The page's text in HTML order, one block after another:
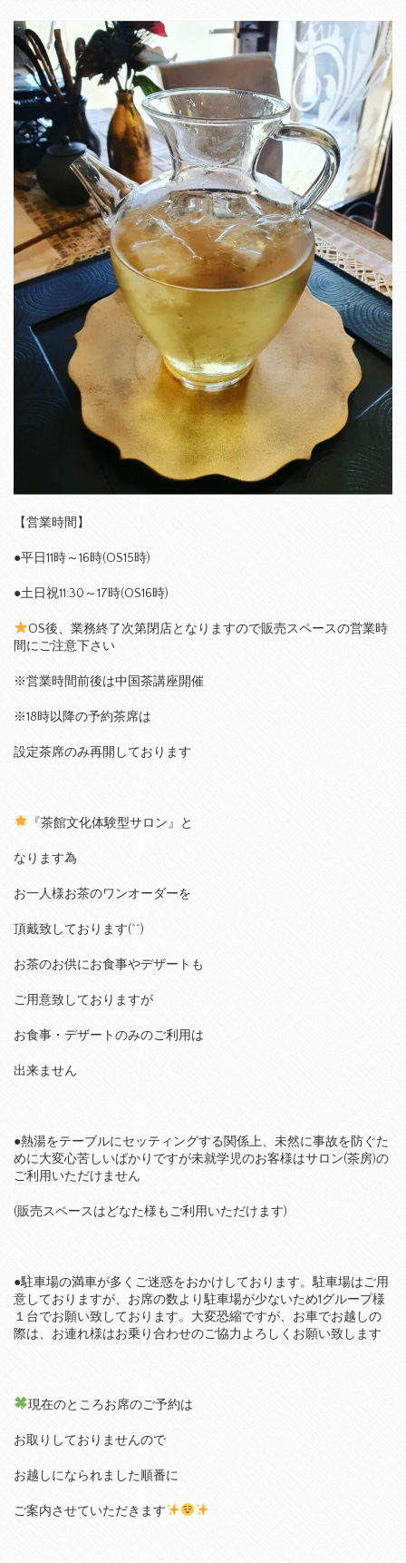
【営業時間】
●平日11時～16時(OS15時)
●土日祝11:30～17時(OS16時)
OS後、業務終了次第閉店となりますので販売スペースの営業時
間にご注意下さい
※営業時間前後は中国茶講座開催
※18時以降の予約茶席は
設定茶席のみ再開しております
『茶館文化体験型サロン』と
なります為
お一人様お茶のワンオーダーを
頂戴致しております(^^)
お茶のお供にお食事やデザートも
ご用意致しておりますが
お食事・デザートのみのご利用は
出来ません
●熱湯をテーブルにセッティングする関係上、未然に事故を防ぐた
めに大変心苦しいばかりですが未就学児のお客様はサロン(茶房)の
ご利用いただけません
(販売スペースはどなた様もご利用いただけます)
●駐車場の満車が多くご迷惑をおかけしております。駐車場はご用
意しておりますが、お席の数より駐車場が少ないため1グループ様
１台でお願い致しております。大変恐縮ですが、お車でお越しの
際は、お連れ様はお乗り合わせのご協力よろしくお願い致します
現在のところお席のご予約は
お取りしておりませんので
お越しになられました順番に
ご案内させていただきます